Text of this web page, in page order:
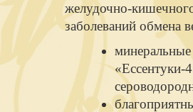
желудочно-
заболеваний обмена
«Ессентуки-